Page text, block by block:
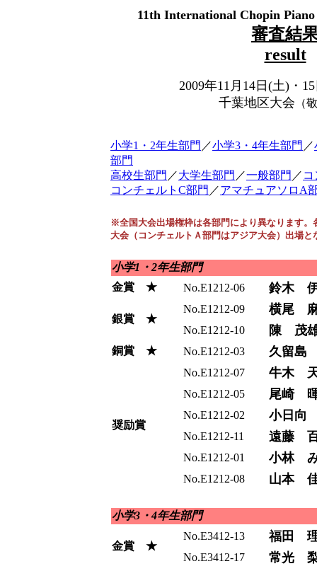
11th International Chopin
審査結
result
2009年11月14日(土)・
千葉地区大会 （
小学1・2年生部門 ／小学3・4年生部門 ／
部門
高校生部門 ／大学生部門 ／一般部門 ／
コンチェルトC部門 ／アマチュアソロA
※全国大会出場権枠は各部門により異なります
大会（コンチェルトＡ部門はアジア大会）出場と
小学1・2年生部門
金賞 ★
No.E1212-06 鈴木
銀賞 ★
No.E1212-09 横尾
No.E1212-10 陳 茂
銅賞 ★ No.E1212-03 久留島
奨励賞
No.E1212-07 牛木
No.E1212-05 尾崎
No.E1212-02 小日向
No.E1212-11 遠藤
No.E1212-01 小林
No.E1212-08 山本
小学3・4年生部門
金賞 ★
No.E3412-13 福田
No.E3412-17 常光